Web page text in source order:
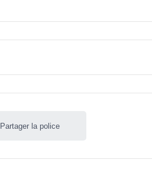
Partager la police